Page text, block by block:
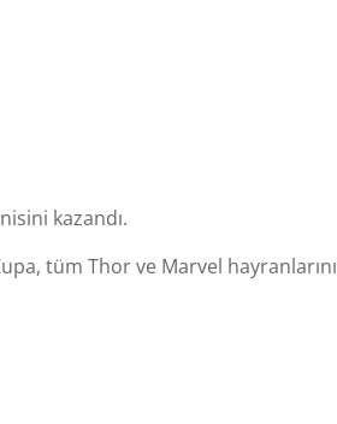
kazandı.
tüm Thor ve Marvel